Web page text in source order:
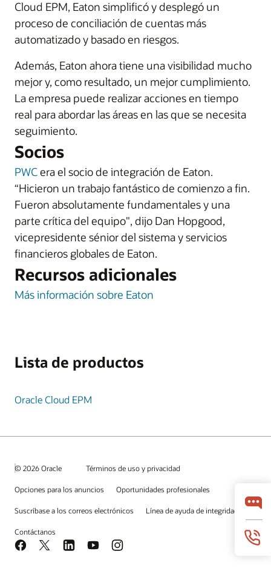
Cloud EPM, Eaton simplificó y desplegó un
proceso de conciliación de cuentas más
automatizado y basado en riesgos.
Además, Eaton ahora tiene una visibilidad mucho
mejor y, como resultado, un mejor cumplimiento.
La empresa puede realizar acciones en tiempo
real para abordar las áreas en las que se necesita
seguimiento.
Socios
PWCera el socio de integración de Eaton.
“Hicieron un trabajo fantástico de comienzo a fin.
Fueron absolutamente fundamentales y una
parte crítica del equipo", dijo Dan Hopgood,
vicepresidente sénior del sistema y servicios
financieros globales de Eaton.
Recursos adicionales
Más información sobre Eaton
Lista de productos
Oracle Cloud EPM
© 2026 Oracle Términos de uso y privacidad
Opciones para los anuncios Oportunidades profesionales
Suscríbase a los correos electrónicos Línea de ayuda de integridad
Contáctanos
Facebook
X LinkedInYouTubeInstagram